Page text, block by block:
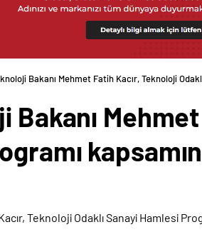
Bakanı Mehmet Fatih Kacır, Teknoloji
Bakanı